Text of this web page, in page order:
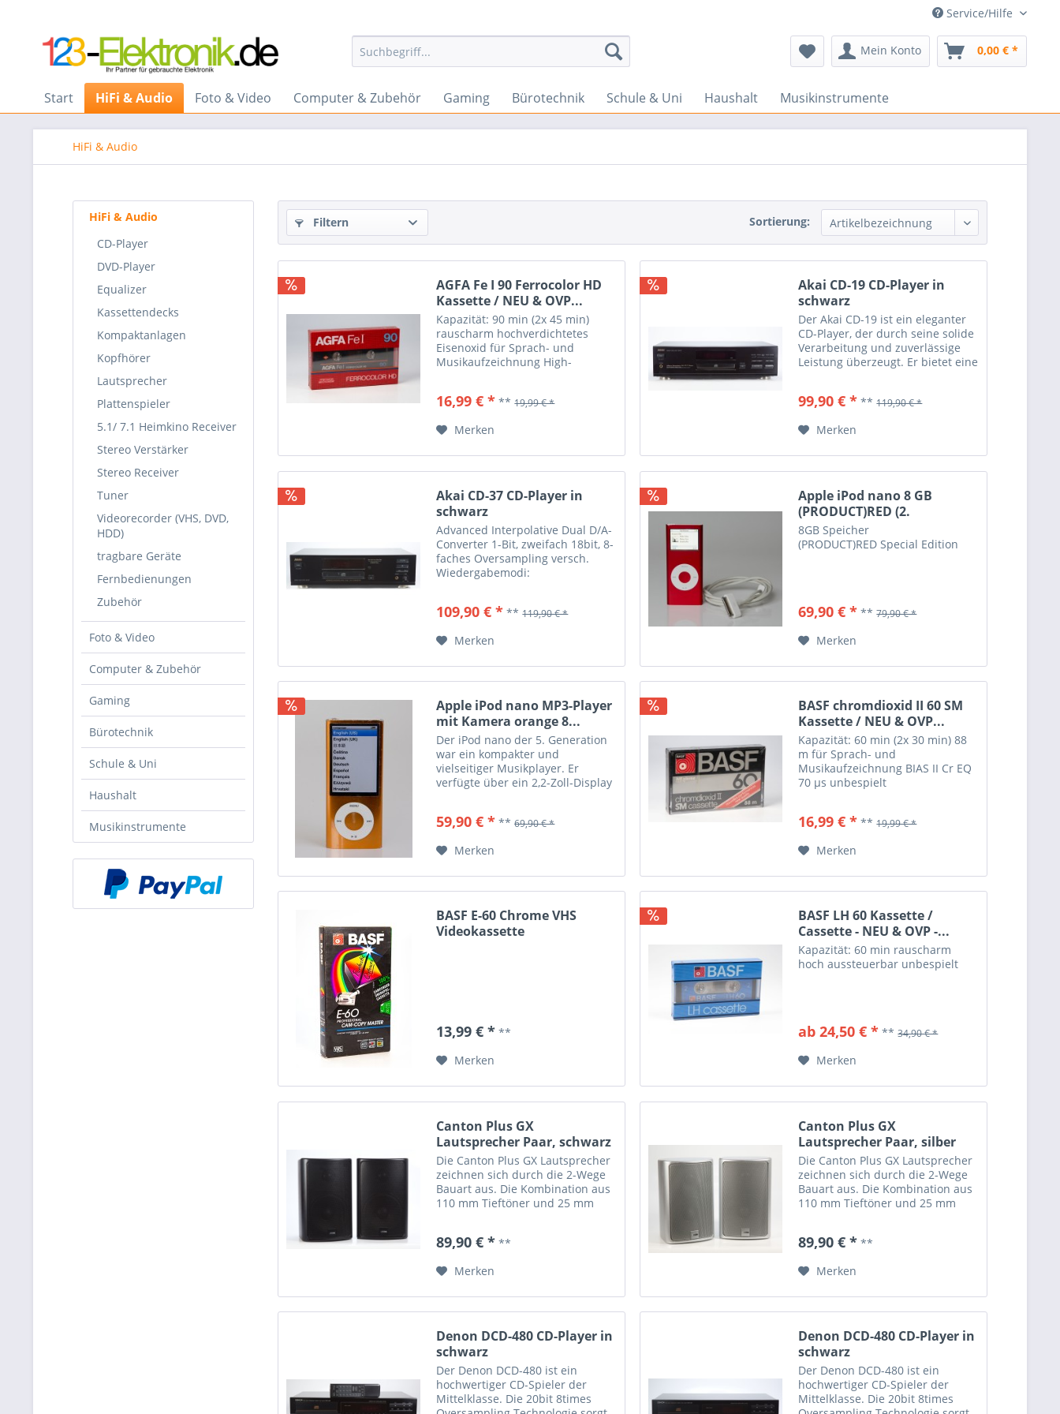
Service/Hilfe
Mein Konto 0,00 € *
Start HiFi & Audio Foto & Video Computer & Zubehör Gaming Bürotechnik Schule & Uni Haushalt Musikinstrumente
HiFi & Audio
HiFi & Audio
CD-Player
DVD-Player
Equalizer
Kassettendecks
Kompaktanlagen
Kopfhörer
Lautsprecher
Plattenspieler
5.1/ 7.1 Heimkino Receiver
Stereo Verstärker
Stereo Receiver
Tuner
Videorecorder (VHS, DVD,
HDD)
tragbare Geräte
Fernbedienungen
Zubehör
Foto & Video
Computer & Zubehör
Gaming
Bürotechnik
Schule & Uni
Haushalt
Musikinstrumente
Filtern Sortierung:
AGFA Fe I 90 Ferrocolor HD
Kassette / NEU & OVP...
Kapazität: 90 min (2x 45 min)
rauscharm hochverdichtetes
Eisenoxid für Sprach- und
Musikaufzeichnung High-
16,99 € * **19,99 € *
Merken
Akai CD-19 CD-Player in
schwarz
Der Akai CD-19 ist ein eleganter
CD-Player, der durch seine solide
Verarbeitung und zuverlässige
Leistung überzeugt. Er bietet eine
Musikliebhaber begeistern wird.
99,90 € * **119,90 € *
Merken
Akai CD-37 CD-Player in
schwarz
Advanced Interpolative Dual D/A-
Converter 1-Bit, zweifach 18bit, 8-
faches Oversampling versch.
Wiedergabemodi:
109,90 € * **119,90 € *
Merken
Apple iPod nano 8 GB
(PRODUCT)RED (2.
Generation)
8GB Speicher
(PRODUCT)RED Special Edition
69,90 € * **79,90 € *
Merken
Apple iPod nano MP3-Player
mit Kamera orange 8...
Der iPod nano der 5. Generation
war ein kompakter und
vielseitiger Musikplayer. Er
verfügte über ein 2,2-Zoll-Display
Zoll Display für noch besseres
59,90 € * **69,90 € *
Merken
BASF chromdioxid II 60 SM
Kassette / NEU & OVP...
Kapazität: 60 min (2x 30 min) 88
m für Sprach- und
Musikaufzeichnung BIAS II Cr EQ
70 µs unbespielt
16,99 € * **19,99 € *
Merken
BASF E-60 Chrome VHS
Videokassette
13,99 € * **
Merken
BASF LH 60 Kassette /
Cassette - NEU & OVP -...
Kapazität: 60 min rauscharm
hoch aussteuerbar unbespielt
ab 24,50 € * **34,90 € *
Merken
Canton Plus GX
Lautsprecher Paar, schwarz
Die Canton Plus GX Lautsprecher
zeichnen sich durch die 2-Wege
Bauart aus. Die Kombination aus
110 mm Tieftöner und 25 mm
und einem Frequenzbereich von
guten...
89,90 € * **
Merken
Canton Plus GX
Lautsprecher Paar, silber
Die Canton Plus GX Lautsprecher
zeichnen sich durch die 2-Wege
Bauart aus. Die Kombination aus
110 mm Tieftöner und 25 mm
und einem Frequenzbereich von
guten...
89,90 € * **
Merken
Denon DCD-480 CD-Player in
schwarz
Der Denon DCD-480 ist ein
hochwertiger CD-Spieler der
Mittelklasse. Die 20bit 8times
Denon DCD-480 CD-Player in
schwarz
Der Denon DCD-480 ist ein
hochwertiger CD-Spieler der
Mittelklasse. Die 20bit 8times